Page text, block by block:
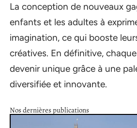
La conception de nouveaux
enfants et les adultes à
imagination, ce qui booste
créatives. En définitive,
devenir unique grâce à une
diversifiée et innovante.
Nos dernières publications